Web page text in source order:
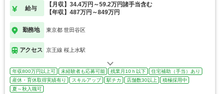
給与
【月収】34.4万円～59.2万円諸手当含む
【年収】487万円～849万円
勤務地 東京都 世田谷区
アクセス 京王線 桜上水駅
年収800万円以上可 未経験者も応募可能 残業月10ｈ以下
住宅補助（手当）あり
産休・育休取得実績有り
スキルアップ 駅チカ 店舗数30以上
積極採用中
夏～秋入職可